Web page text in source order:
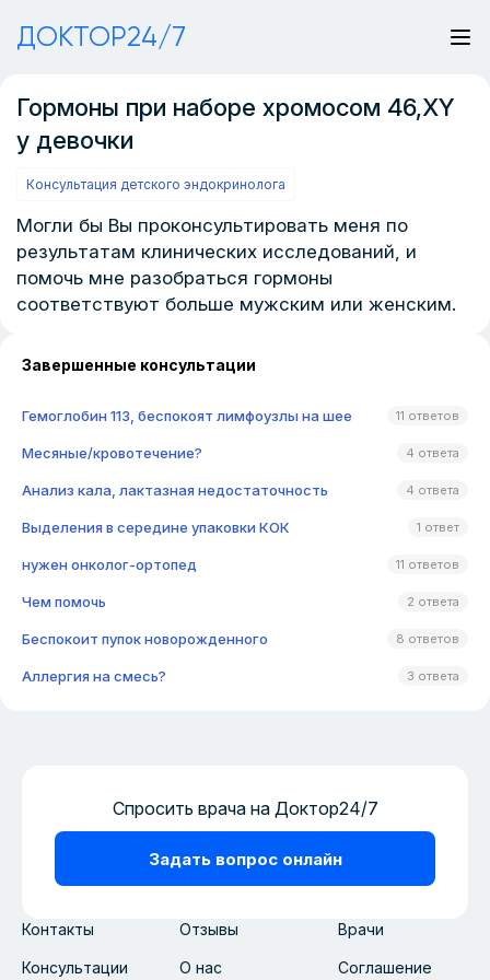
ДОКТОР24/7
Гормоны при наборе хромосом 46,XY
у девочки
Консультация детского эндокринолога
Могли бы Вы проконсультировать меня по
результатам клинических исследований, и
помочь мне разобраться гормоны
соответствуют больше мужским или женским.
Завершенные консультации
Гемоглобин 113, беспокоят лимфоузлы на шее 11 ответов
Месяные/кровотечение? 4 ответа
Анализ кала, лактазная недостаточность 4 ответа
Выделения в середине упаковки КОК 1 ответ
нужен онколог-ортопед 11 ответов
Чем помочь 2 ответа
Беспокоит пупок новорожденного 8 ответов
Аллергия на смесь? 3 ответа
Контакты Отзывы Врачи
Консультации О нас Соглашение
Спросить врача на Доктор24/7
Задать вопрос онлайн